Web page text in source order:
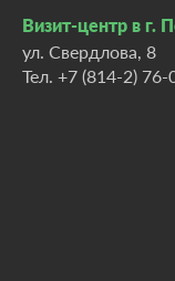
Визит-центр в г.
ул. Свердлова, 8
Тел. +7 (814-2) 76-